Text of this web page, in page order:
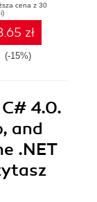
cena z 30
zł
(-15%)
4.0.
and
.NET